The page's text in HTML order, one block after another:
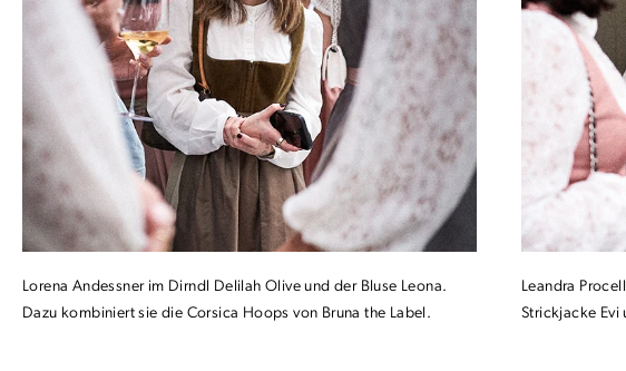
Lorena Andessner im Dirndl Delilah Olive und der Bluse Leona.
Dazu kombiniert sie die Corsica Hoops von Bruna the Label.
Leandra
Strickjacke Evi